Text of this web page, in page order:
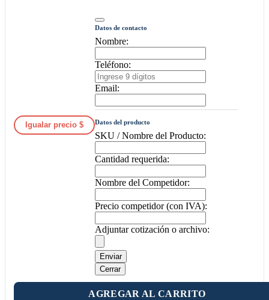
Igualar precio $
Datos de contacto
Nombre:
Teléfono:
Email:
Datos del producto
SKU / Nombre del Producto:
Cantidad requerida:
Nombre del Competidor:
Precio competidor (con IVA):
Adjuntar cotización o archivo:
Enviar
Cerrar
AGREGAR AL CARRITO